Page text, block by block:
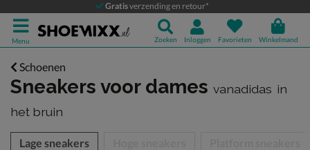
Gratisverzending en retour*
Menu Zoeken Inloggen Favorieten Winkelmand
Schoenen
Sneakers voor dames vanadidas in
het bruin
over
Lage sneakers